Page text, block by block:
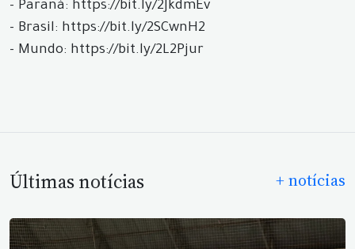
- Paraná: https://bit.ly/2JkdmEv
- Brasil: https://bit.ly/2SCwnH2
- Mundo: https://bit.ly/2L2Pjur
Últimas notícias + notícias